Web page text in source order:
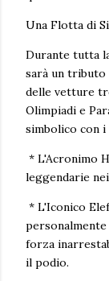
Una Flotta di
Durante tutta
sarà un tributo
delle vetture
Olimpiadi e
simbolico con
* L'Acronimo
leggendarie
* L'Iconico
personalmente
forza
il podio.